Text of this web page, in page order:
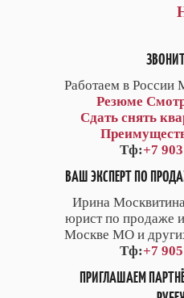
Работаем в России
Резюме
Сдать снять
Тф:+7
ВАШ ЭКСПЕРТ ПО
Ирина
юрист по продаже
Москве МО и
Тф:+7
ПРИГЛАШАЕМ